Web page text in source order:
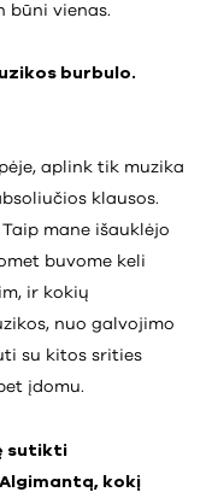
būni vienas.
burbulo.
aplink tik muzika
klausos.
mane išauklėjo
buvome keli
ir kokių
nuo galvojimo
su kitos srities
įdomu.
sutikti
kokį